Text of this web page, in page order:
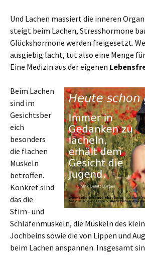
Und Lachen massiert die inneren
steigt beim Lachen, Stresshormone
Glückshormone werden freigesetzt.
ausgiebig lacht, tut also eine Menge
Eine Medizin aus der eigenen
Beim Lachen
sind im
Gesichtsber
eich
besonders
die flachen
Muskeln
betroffen.
Konkret sind
das die
Stirn- und
Schläfenmuskeln, die Muskeln des
Jochbeins sowie die von Lippen und
beim Lachen anspannen. Insgesamt